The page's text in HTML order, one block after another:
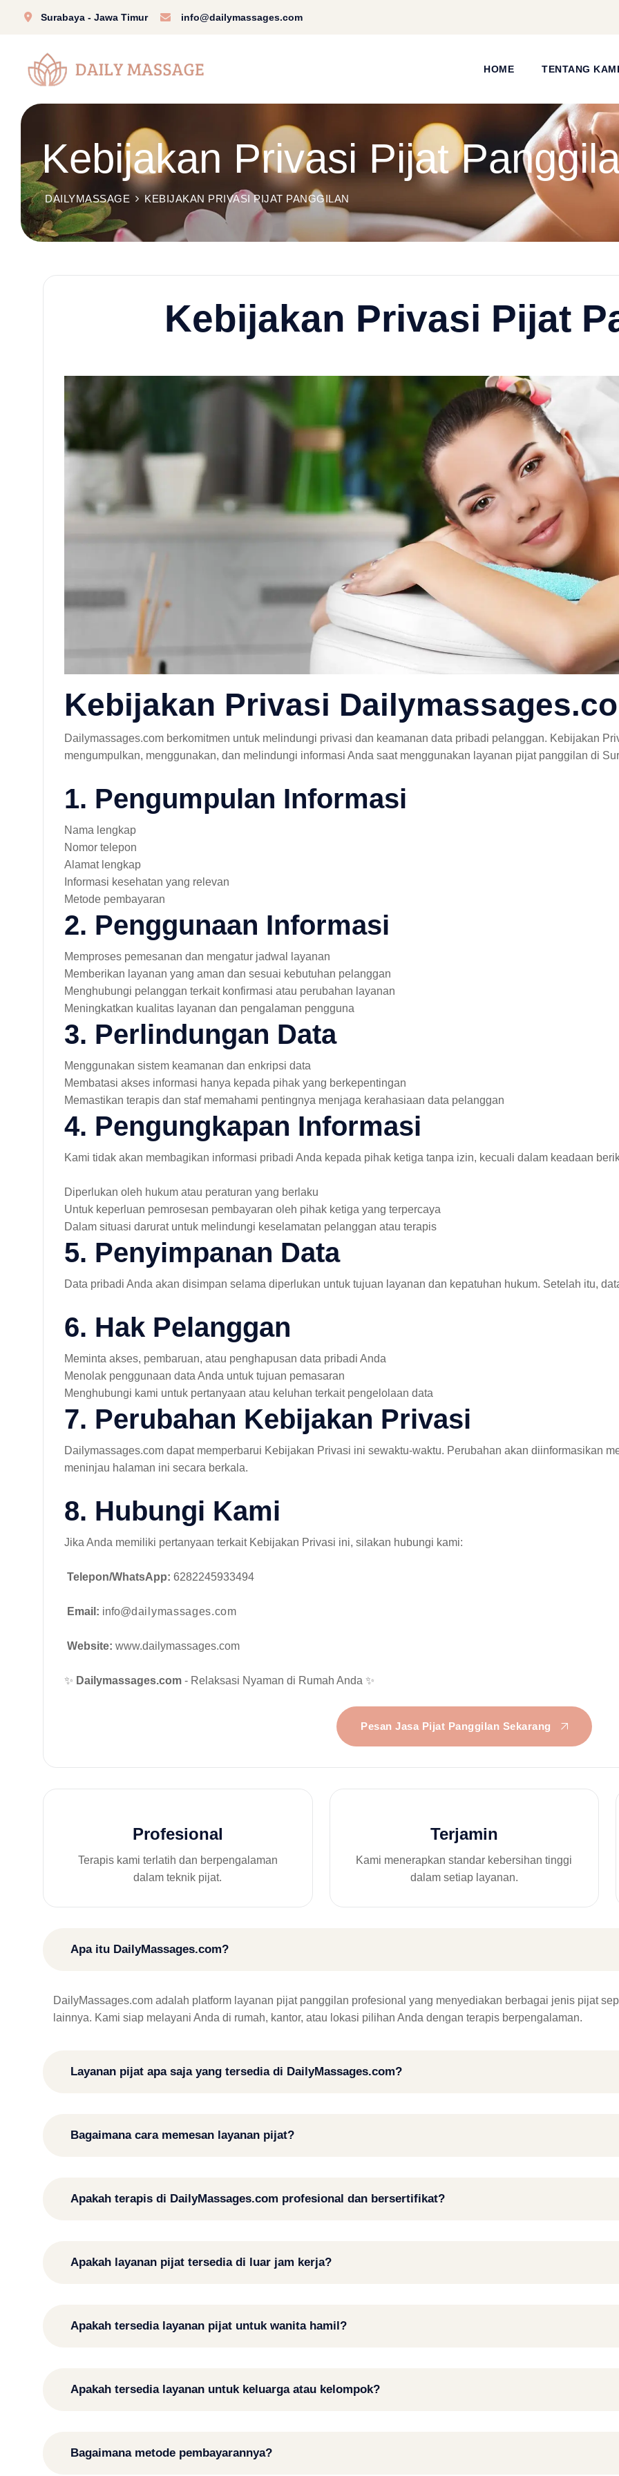
Surabaya - Jawa Timur info@dailymassages.com
HOME TENTANG KAMI
Kebijakan Privasi Pijat
DAILYMASSAGE KEBIJAKAN PRIVASI PIJAT PANGGILAN
Kebijakan Privasi Pijat
Kebijakan Privasi
Dailymassages.com berkomitmen untuk melindungi privasi dan keamanan data pribadi pelanggan. Kebijakan
mengumpulkan, menggunakan, dan melindungi informasi Anda saat menggunakan layanan pijat panggilan di
1. Pengumpulan Informasi
Nama lengkap
Nomor telepon
Alamat lengkap
Informasi kesehatan yang relevan
Metode pembayaran
2. Penggunaan Informasi
Memproses pemesanan dan mengatur jadwal layanan
Memberikan layanan yang aman dan sesuai kebutuhan pelanggan
Menghubungi pelanggan terkait konfirmasi atau perubahan layanan
Meningkatkan kualitas layanan dan pengalaman pengguna
3. Perlindungan Data
Menggunakan sistem keamanan dan enkripsi data
Membatasi akses informasi hanya kepada pihak yang berkepentingan
Memastikan terapis dan staf memahami pentingnya menjaga kerahasiaan data pelanggan
4. Pengungkapan Informasi
Kami tidak akan membagikan informasi pribadi Anda kepada pihak ketiga tanpa izin, kecuali dalam keadaan
Diperlukan oleh hukum atau peraturan yang berlaku
Untuk keperluan pemrosesan pembayaran oleh pihak ketiga yang terpercaya
Dalam situasi darurat untuk melindungi keselamatan pelanggan atau terapis
5. Penyimpanan Data
Data pribadi Anda akan disimpan selama diperlukan untuk tujuan layanan dan kepatuhan hukum. Setelah itu,
6. Hak Pelanggan
Meminta akses, pembaruan, atau penghapusan data pribadi Anda
Menolak penggunaan data Anda untuk tujuan pemasaran
Menghubungi kami untuk pertanyaan atau keluhan terkait pengelolaan data
7. Perubahan Kebijakan Privasi
Dailymassages.com dapat memperbarui Kebijakan Privasi ini sewaktu-waktu. Perubahan akan diinformasikan
meninjau halaman ini secara berkala.
8. Hubungi Kami
Jika Anda memiliki pertanyaan terkait Kebijakan Privasi ini, silakan hubungi kami:
Telepon/WhatsApp: 6282245933494
Email: info@dailymassages.com
Website: www.dailymassages.com
✨ Dailymassages.com - Relaksasi Nyaman di Rumah Anda ✨
Pesan Jasa Pijat Panggilan Sekarang
Profesional
Terapis kami terlatih dan berpengalaman
dalam teknik pijat.
Terjamin
Kami menerapkan standar kebersihan tinggi
dalam setiap layanan.
Apa itu DailyMassages.com?
DailyMassages.com adalah platform layanan pijat panggilan profesional yang menyediakan berbagai jenis pijat
lainnya. Kami siap melayani Anda di rumah, kantor, atau lokasi pilihan Anda dengan terapis berpengalaman.
Layanan pijat apa saja yang tersedia di DailyMassages.com?
Bagaimana cara memesan layanan pijat?
Apakah terapis di DailyMassages.com profesional dan bersertifikat?
Apakah layanan pijat tersedia di luar jam kerja?
Apakah tersedia layanan pijat untuk wanita hamil?
Apakah tersedia layanan untuk keluarga atau kelompok?
Bagaimana metode pembayarannya?